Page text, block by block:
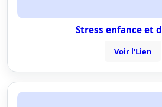
Stress enfance et
Voir l'Lien